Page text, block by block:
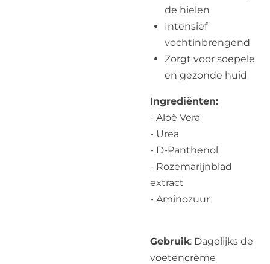
de hielen
Intensief
vochtinbrengend
Zorgt voor soepele
en gezonde huid
Ingrediënten:
- Aloë Vera
- Urea
- D-Panthenol
- Rozemarijnblad
extract
- Aminozuur
Gebruik: Dagelijks de
voetencrème